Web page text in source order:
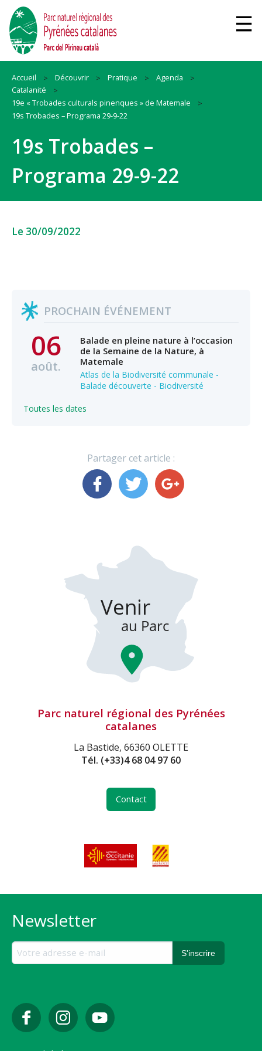
Accueil Découvrir Pratique
Agenda
Catalanité
19e « Trobades culturals pinenques » de Matemale
19s Trobades – Programa 29-9-22
19s Trobades –
Programa 29-9-22
Le 30/09/2022
PROCHAIN ÉVÉNEMENT
06
août.
Balade en pleine nature à l’occasion
de la Semaine de la Nature, à
Matemale
Atlas de la Biodiversité communale -
Balade découverte - Biodiversité
Toutes les dates
Partager cet article :
Parc naturel régional des Pyrénées
catalanes
La Bastide, 66360 OLETTE
Tél. (+33)4 68 04 97 60
Contact
Newsletter